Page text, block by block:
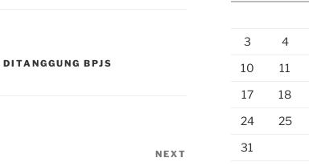
BPJS
NEXT
3
4
10
11
17
18
24
25
31